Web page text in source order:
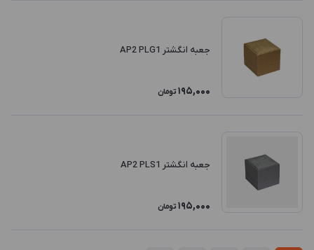
جعبه انگشتر AP2 PLG1
195,000 تومان
جعبه انگشتر AP2 PLS1
195,000 تومان